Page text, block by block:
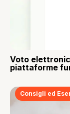
Voto
piattaforme
Consigli ed